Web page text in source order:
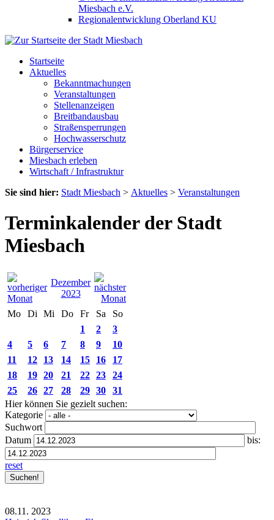
Miesbach e.V.
Regionalentwicklung Oberland KU
Startseite
Aktuelles
Bekanntmachungen
Veranstaltungen
Stellenanzeigen
Breitbandausbau
Straßensperrungen
Hochwasserschutz
Bürgerservice
Miesbach erleben
Wirtschaft / Infrastruktur
Sie sind hier: Stadt Miesbach > Aktuelles > Veranstaltungen
Terminkalender der Stadt
Miesbach
Dezember
2023
Mo
Di Mi Do Fr Sa
So
1
2
3
4
5 6 7 8 9
10
11
12 13 14 15 16
17
18
19 20 21 22 23
24
25
26 27 28 29 30
31
Hier können Sie gezielt suchen:
Kategorie
Suchwort
Datum
bis:
reset
08.11. 2023